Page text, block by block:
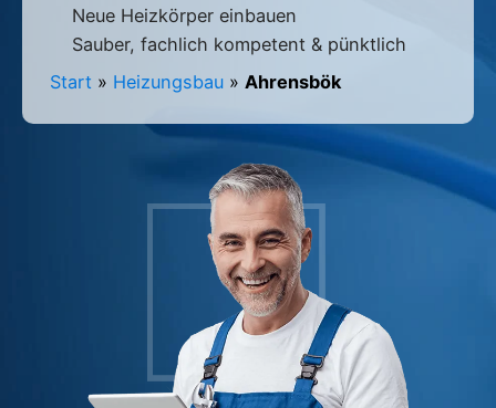
Neue Heizkörper einbauen
Sauber, fachlich kompetent & pünktlich
Start » Heizungsbau » Ahrensbök